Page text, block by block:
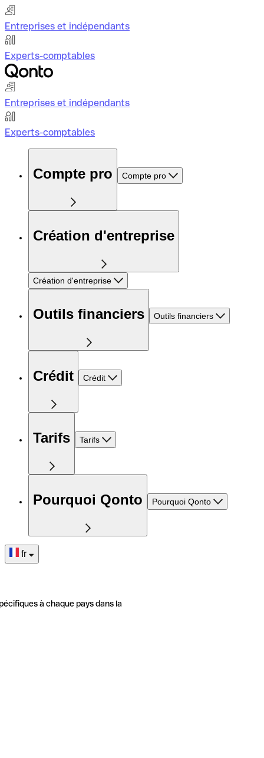
Entreprises et indépendants
Experts-comptables
Entreprises et indépendants
Experts-comptables
Compte pro Compte pro
Création d'entreprise
Création d'entreprise
Outils financiers Outils financiers
Crédit Crédit
Tarifs Tarifs
Pourquoi Qonto Pourquoi Qonto
fr
à chaque pays dans la